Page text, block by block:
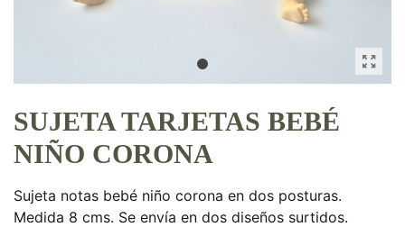
SUJETA TARJETAS BEBÉ
NIÑO CORONA
Sujeta notas bebé niño corona en dos posturas.
Medida 8 cms. Se envía en dos diseños surtidos.